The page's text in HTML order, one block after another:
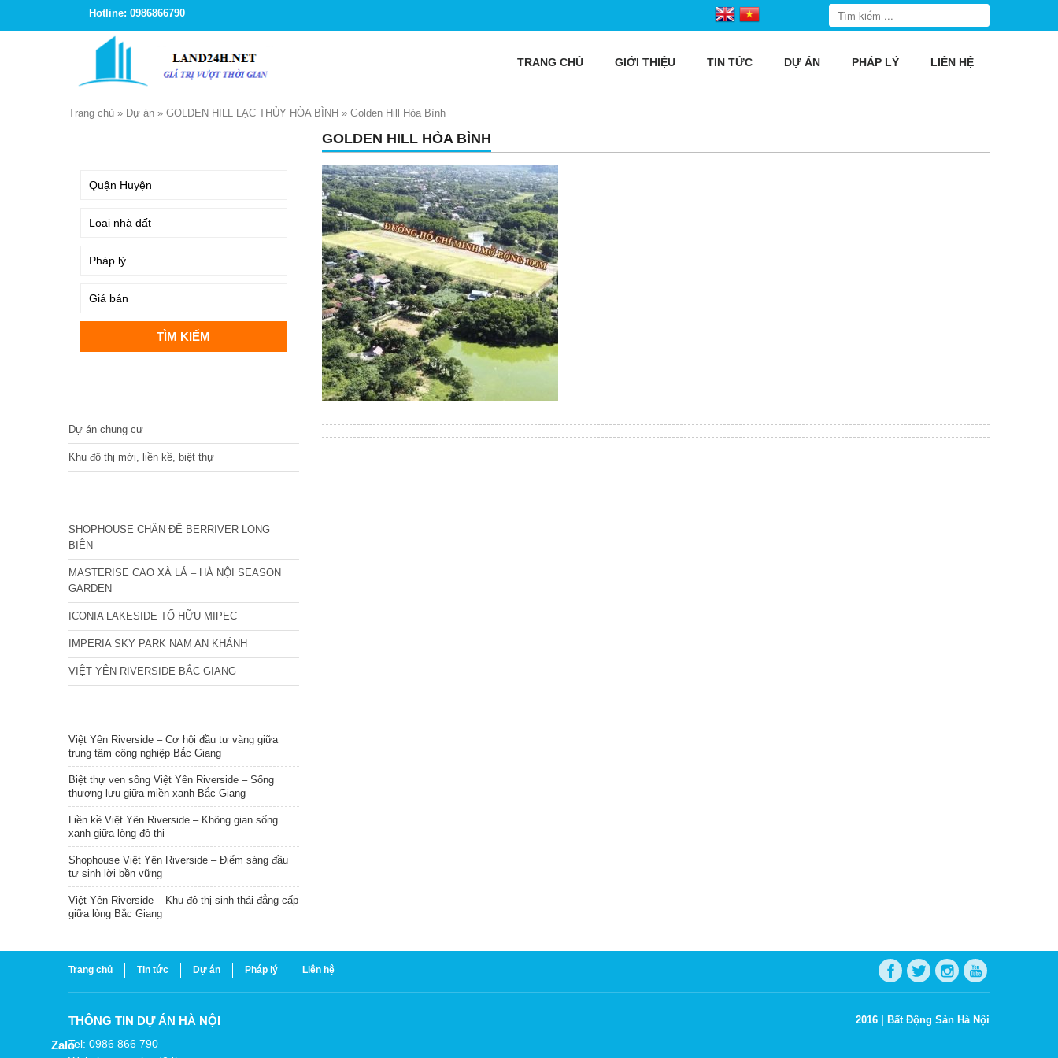
Hotline: 0986866790
TRANG CHỦ GIỚI THIỆU TIN TỨC DỰ ÁN PHÁP LÝ LIÊN HỆ
Trang chủ » Dự án » GOLDEN HILL LẠC THỦY HÒA BÌNH » Golden Hill Hòa Bình
GOLDEN HILL HÒA BÌNH
Dự án chung cư
Khu đô thị mới, liền kề, biệt thự
SHOPHOUSE CHÂN ĐẾ BERRIVER LONG
BIÊN
MASTERISE CAO XÀ LÁ – HÀ NỘI SEASON
GARDEN
ICONIA LAKESIDE TỐ HỮU MIPEC
IMPERIA SKY PARK NAM AN KHÁNH
VIỆT YÊN RIVERSIDE BẮC GIANG
Việt Yên Riverside – Cơ hội đầu tư vàng giữa
trung tâm công nghiệp Bắc Giang
Biệt thự ven sông Việt Yên Riverside – Sống
thượng lưu giữa miền xanh Bắc Giang
Liền kề Việt Yên Riverside – Không gian sống
xanh giữa lòng đô thị
Shophouse Việt Yên Riverside – Điểm sáng đầu
tư sinh lời bền vững
Việt Yên Riverside – Khu đô thị sinh thái đẳng cấp
giữa lòng Bắc Giang
Trang chủ Tin tức Dự án Pháp lý Liên hệ
THÔNG TIN DỰ ÁN HÀ NỘI
Tel: 0986 866 790
2016 | Bất Động Sản Hà Nội
Zalo